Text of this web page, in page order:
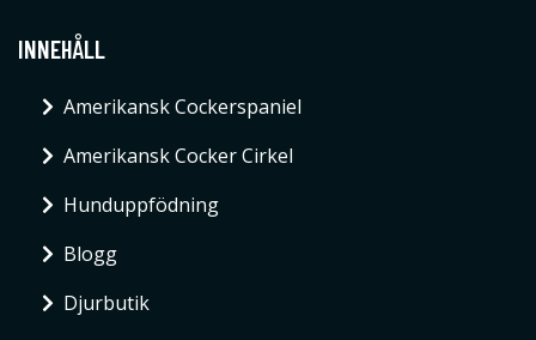
INNEHÅLL
Amerikansk Cockerspaniel
Amerikansk Cocker Cirkel
Hunduppfödning
Blogg
Djurbutik